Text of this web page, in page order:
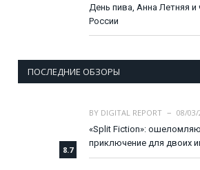
День пива, Анна Летняя
России
ПОСЛЕДНИЕ ОБЗОРЫ
8.7
BY DIGITAL REPORT
08/03/
«Split Fiction»:
приключение для двоих